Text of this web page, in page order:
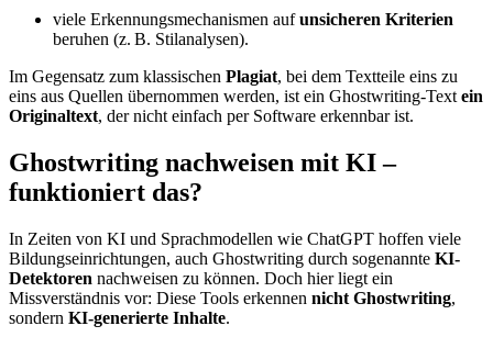
viele Erkennungsmechanismen aufunsicheren Kriterien
beruhen (z. B. Stilanalysen).
Im Gegensatz zum klassischen Plagiat, bei dem Textteile eins zu
eins aus Quellen übernommen werden, ist ein Ghostwriting-Text ein
Originaltext, der nicht einfach per Software erkennbar ist.
Ghostwriting nachweisen mit KI –
funktioniert das?
In Zeiten von KI und Sprachmodellen wie ChatGPT hoffen viele
Bildungseinrichtungen, auch Ghostwriting durch sogenannte KI-
Detektoren nachweisen zu können. Doch hier liegt ein
Missverständnis vor: Diese Tools erkennen nicht Ghostwriting,
sondern KI-generierte Inhalte.